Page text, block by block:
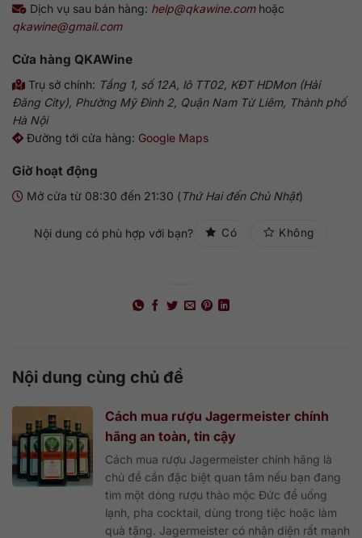
Dịch vụ sau bán hàng: help@qkawine.comhoặc
qkawine@gmail.com
Cửa hàng QKAWine
Trụ sở chính: Tầng 1, số 12A, lô TT02, KĐT HDMon (Hải
Đăng City), Phường Mỹ Đình 2, Quận Nam Từ Liêm, Thành phố
Hà Nội
Đường tới cửa hàng: Google Maps
Giờ hoạt động
Mở cửa từ 08:30 đến 21:30 ( Thứ Hai đến Chủ Nhật)
Nội dung có phù hợp với bạn? Có Không
Nội dung cùng chủ đề
Cách mua rượu Jagermeister chính
hãng an toàn, tin cậy
Cách mua rượu Jagermeister chính hãng là
chủ đề cần đặc biệt quan tâm nếu bạn đang
tìm một dòng rượu thảo mộc Đức để uống
lạnh, pha cocktail, dùng trong tiệc hoặc làm
quà tặng. Jagermeister có nhận diện rất mạnh